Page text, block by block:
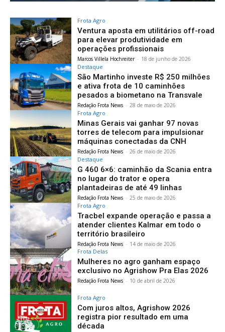
Frota Agro
Ventura aposta em utilitários off-road
para elevar produtividade em
operações profissionais
Marcos Villela Hochreiter - 18 de junho de 2026
Destaque
São Martinho investe R$ 250 milhões
e ativa frota de 10 caminhões
pesados a biometano na Transvale
Redação Frota News - 28 de maio de 2026
Frota Agro
Minas Gerais vai ganhar 97 novas
torres de telecom para impulsionar
máquinas conectadas da CNH
Redação Frota News - 26 de maio de 2026
Destaque
G 460 6×6: caminhão da Scania entra
no lugar do trator e opera
plantadeiras de até 49 linhas
Redação Frota News - 25 de maio de 2026
Frota Agro
Tracbel expande operação e passa a
atender clientes Kalmar em todo o
território brasileiro
Redação Frota News - 14 de maio de 2026
Frota Delas
Mulheres no agro ganham espaço
exclusivo no Agrishow Pra Elas 2026
Redação Frota News - 10 de abril de 2026
Frota Agro
Com juros altos, Agrishow 2026
registra pior resultado em uma
década